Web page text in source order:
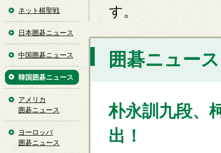
す。
囲碁ニュー
朴永訓九段、
出！
ネット棋聖戦
日本囲碁ニュース
中国囲碁ニュース
韓国囲碁ニュース
アメリカ
囲碁ニュース
ヨーロッパ
囲碁ニュース